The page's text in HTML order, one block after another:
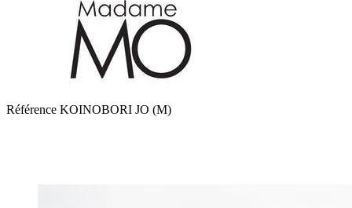
Référence KOINOBORI JO (M)